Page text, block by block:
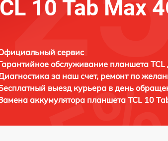
10 Tab Max
сервис
обслуживание планшета TCL
за наш счет, ремонт по
выезд курьера в день
аккумулятора планшета TCL 10